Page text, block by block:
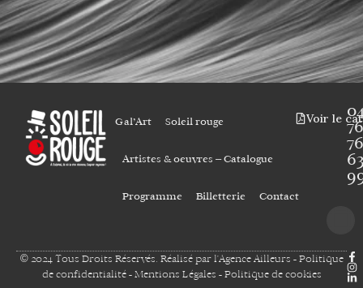
Gal’Art Soleil rouge
Artistes & oeuvres – Catalogue
Programme Billetterie Contact
76
76
Voir le
© 2024 Tous Droits Réservés. Réalisé parl'Agence Ailleurs -Politique
de confidentialité-Mentions Légales -Politique de cookies